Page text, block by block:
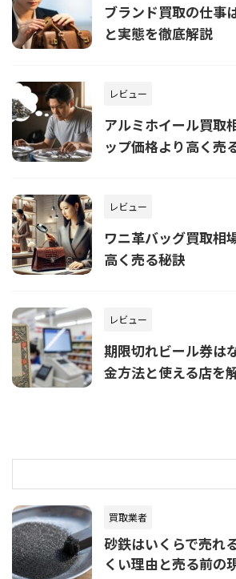
ブランド買取の仕事
と実態を徹底解説
レビュー
アルミホイール買取
ップ価格より高く売
レビュー
ワニ革バッグ買取相
高く売る秘訣
レビュー
期限切れビール券は
金方法と使える店を
買取業者
砂鉄はいくらで売れ
くい理由と売る前の